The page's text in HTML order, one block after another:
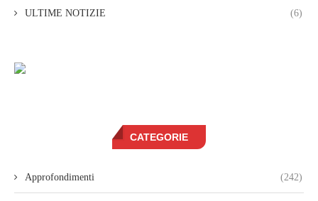
ULTIME NOTIZIE (6)
CATEGORIE
Approfondimenti (242)